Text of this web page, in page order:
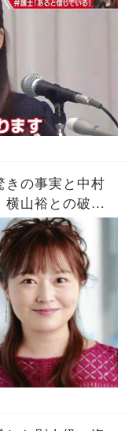
きの事実と中村
横山裕との破局